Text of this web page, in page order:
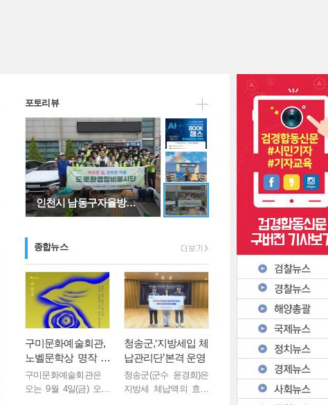
포토리뷰
인천시 남동구자율방…
AI 시대와 문해력…
"아버지, 그 이름…
종합뉴스
구미문화예술회관,
노벨문학상 명작 재
해석한 연극 <파랑
새> 9월 개최
구미문화예술회관은
오는 9월 4일(금) 오후
청송군,‘지방세입 체
납관리단’본격 운영
청송군(군수 윤경희)은
지방세 체납액의 효율